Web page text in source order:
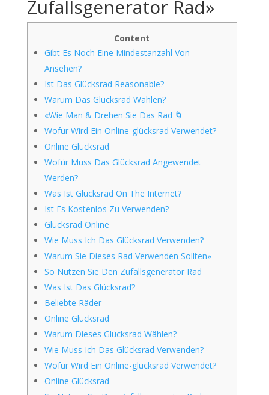
Zufallsgenerator Rad»
Content
Gibt Es Noch Eine Mindestanzahl Von
Ansehen?
Ist Das Glücksrad Reasonable?
Warum Das Glücksrad Wählen?
«Wie Man & Drehen Sie Das Rad 🌀
Wofür Wird Ein Online-glücksrad Verwendet?
Online Glücksrad
Wofür Muss Das Glücksrad Angewendet
Werden?
Was Ist Glücksrad On The Internet?
Ist Es Kostenlos Zu Verwenden?
Glücksrad Online
Wie Muss Ich Das Glücksrad Verwenden?
Warum Sie Dieses Rad Verwenden Sollten»
So Nutzen Sie Den Zufallsgenerator Rad
Was Ist Das Glücksrad?
Beliebte Räder
Online Glücksrad
Warum Dieses Glücksrad Wählen?
Wie Muss Ich Das Glücksrad Verwenden?
Wofür Wird Ein Online-glücksrad Verwendet?
Online Glücksrad